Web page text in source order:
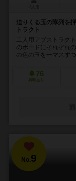
迫りくる玉の隊列を
トラクト
二人用アブストラク
のボードにそれぞれ
の色の玉を一マスず
76
興味あり
No.9